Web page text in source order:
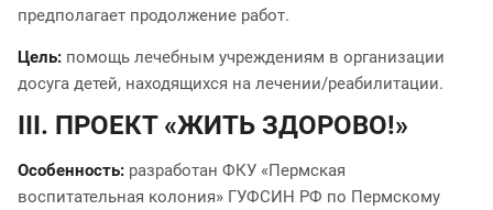
предполагает продолжение работ.
Цель: помощь лечебным учреждениям в организации
досуга детей, находящихся на лечении/реабилитации.
III. ПРОЕКТ «ЖИТЬ ЗДОРОВО!»
Особенность: разработан ФКУ «Пермская
воспитательная колония» ГУФСИН РФ по Пермскому